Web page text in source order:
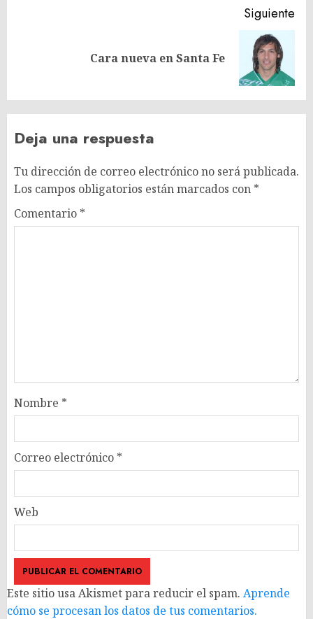
Siguiente
Cara nueva en Santa Fe
Deja una respuesta
Tu dirección de correo electrónico no será publicada.
Los campos obligatorios están marcados con *
Comentario *
Nombre *
Correo electrónico *
Web
Este sitio usa Akismet para reducir el spam. Aprende
cómo se procesan los datos de tus comentarios.